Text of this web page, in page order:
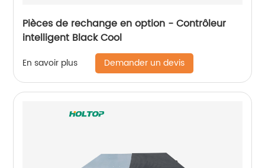
Pièces de rechange en option - Contrôleur
intelligent Black Cool
En savoir plus Demander un devis